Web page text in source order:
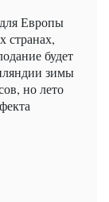
Европы
странах,
будет
зимы
но лето